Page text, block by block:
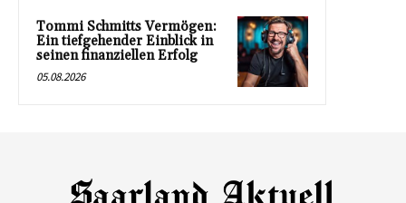
Tommi Schmitts Vermögen:
Ein tiefgehender Einblick in
seinen finanziellen Erfolg
05.08.2026